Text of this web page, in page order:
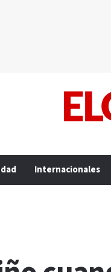
Internacionales